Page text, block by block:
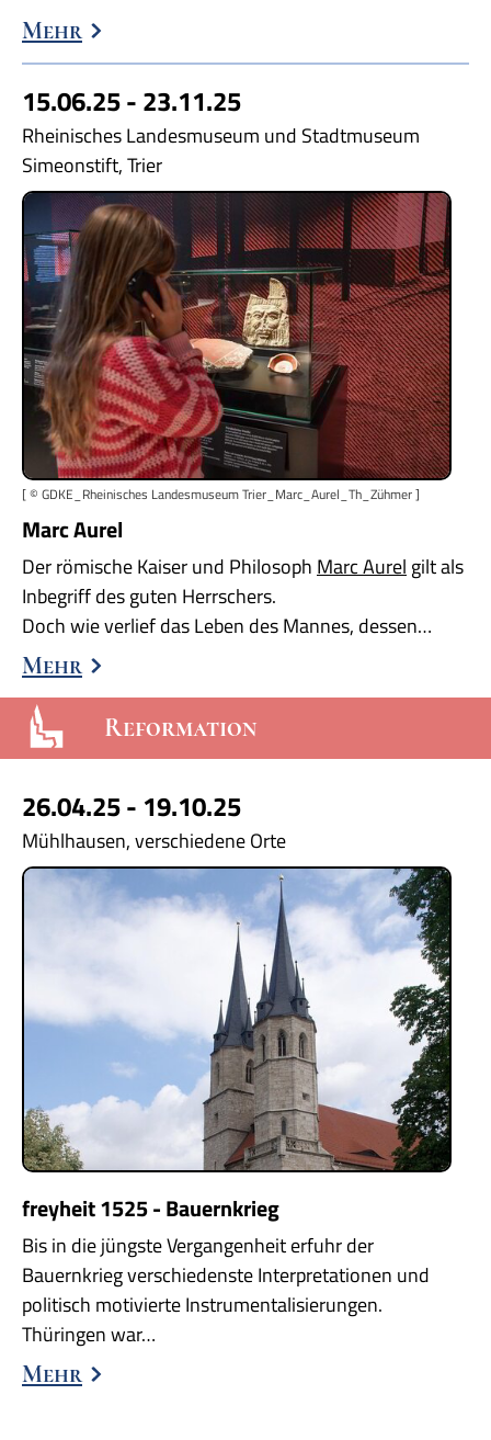
Mehr
15.06.25 - 23.11.25
Rheinisches Landesmuseum und Stadtmuseum
Simeonstift, Trier
[ © GDKE_Rheinisches Landesmuseum Trier_Marc_Aurel_Th_Zühmer ]
Marc Aurel
Der römische Kaiser und Philosoph Marc Aurel gilt als
Inbegriff des guten Herrschers.
Doch wie verlief das Leben des Mannes, dessen…
Mehr
Reformation
26.04.25 - 19.10.25
Mühlhausen, verschiedene Orte
freyheit 1525 - Bauernkrieg
Bis in die jüngste Vergangenheit erfuhr der
Bauernkrieg verschiedenste Interpretationen und
politisch motivierte Instrumentalisierungen.
Thüringen war…
Mehr